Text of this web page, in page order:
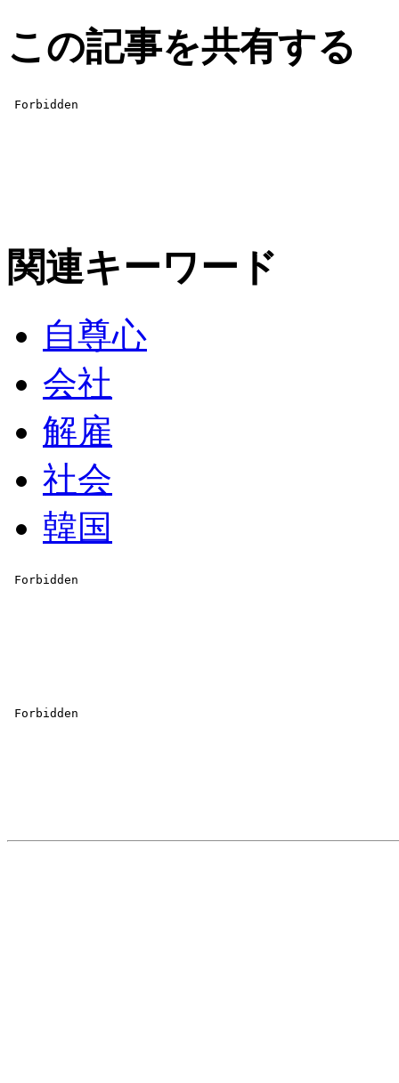
この記事を共有する
関連キーワード
自尊心
会社
解雇
社会
韓国